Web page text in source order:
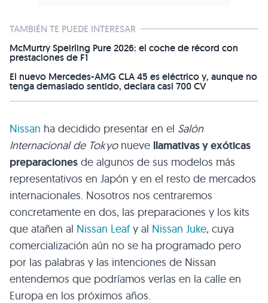
TAMBIÉN TE PUEDE INTERESAR
McMurtry Speirling Pure 2026: el coche de récord con
prestaciones de F1
El nuevo Mercedes-AMG CLA 45 es eléctrico y, aunque no
tenga demasiado sentido, declara casi 700 CV
Nissan ha decidido presentar en el Salón
Internacional de Tokyonueve llamativas y exóticas
preparaciones de algunos de sus modelos más
representativos en Japón y en el resto de mercados
internacionales. Nosotros nos centraremos
concretamente en dos, las preparaciones y los kits
que atañen al Nissan Leaf y al Nissan Juke, cuya
comercialización aún no se ha programado pero
por las palabras y las intenciones de Nissan
entendemos que podríamos verlas en la calle en
Europa en los próximos años.